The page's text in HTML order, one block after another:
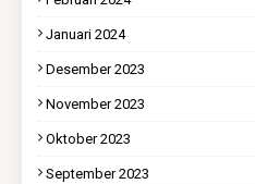
Januari 2024
Desember 2023
November 2023
Oktober 2023
September 2023